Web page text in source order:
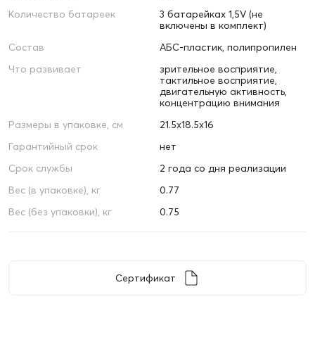
Количество батареек
3 батарейках 1,5V (не
включены в комплект)
Состав
АБС-пластик, полипропилен
Что развивает
зрительное восприятие,
тактильное восприятие,
двигательную активность,
концентрацию внимания
Размеры в упаковке, см
21.5х18.5х16
Гарантийный срок
нет
Срок службы
2 года со дня реализации
Вес (в упаковке), кг
0.77
Вес (без упаковки), кг
0.75
Сертификат